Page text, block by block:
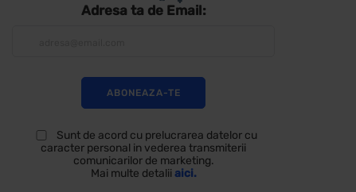
Adresa ta de Email:
Sunt de acord cu prelucrarea datelor cu
caracter personal in vederea transmiterii
comunicarilor de marketing.
Mai multe detalii aici.